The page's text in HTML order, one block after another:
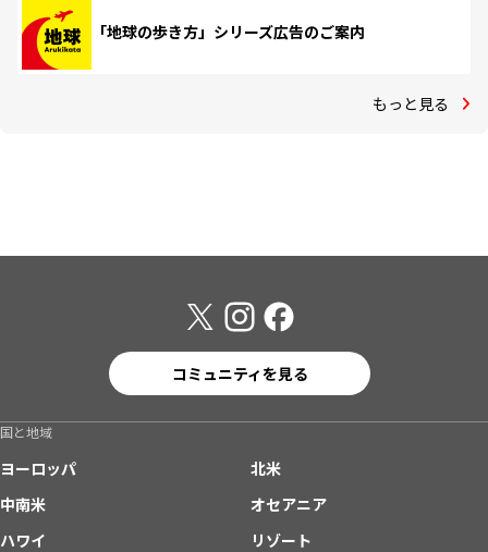
「地球の歩き方」シリーズ広告のご案内
もっと見る
コミュニティを見る
国と地域
ヨーロッパ
北米
中南米
オセアニア
ハワイ
リゾート